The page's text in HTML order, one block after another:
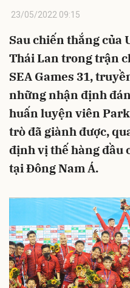
23/05/2022 09:15
Sau chiến thắng của
Thái Lan trong trận
SEA Games 31,
những nhận định
huấn luyện viên
trò đã giành được,
định vị thế hàng đầu
tại Đông Nam Á.